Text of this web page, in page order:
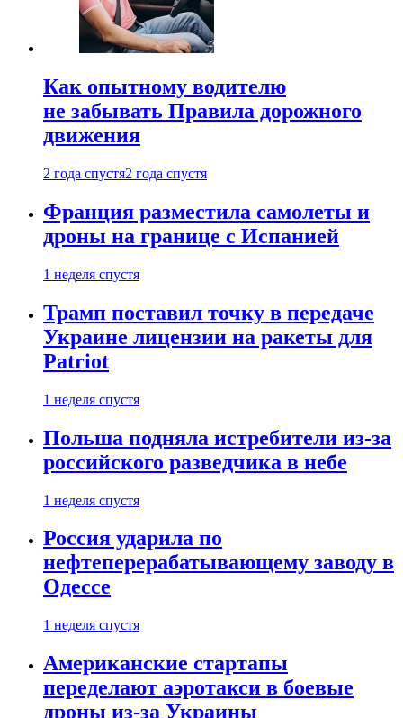
Как опытному водителю
не забывать Правила дорожного
движения
2 года спустя2 года спустя
Франция разместила самолеты и
дроны на границе с Испанией
1 неделя спустя
Трамп поставил точку в передаче
Украине лицензии на ракеты для
Patriot
1 неделя спустя
Польша подняла истребители из-за
российского разведчика в небе
1 неделя спустя
Россия ударила по
нефтеперерабатывающему заводу в
Одессе
1 неделя спустя
Американские стартапы
переделают аэротакси в боевые
дроны из-за Украины